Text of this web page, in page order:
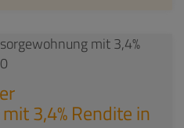
3,4% Rendite in